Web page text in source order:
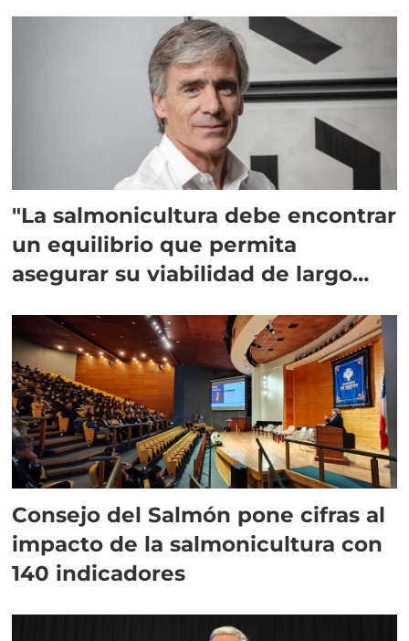
"La salmonicultura debe encontrar
un equilibrio que permita
asegurar su viabilidad de largo
Consejo del Salmón pone cifras al
impacto de la salmonicultura con
140 indicadores